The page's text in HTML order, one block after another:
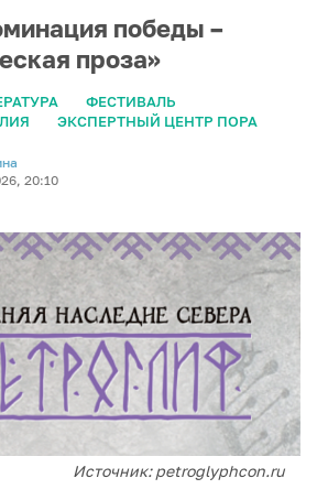
победы –
проза»
ФЕСТИВАЛЬ
ЭКСПЕРТНЫЙ ЦЕНТР ПОРА
20:10
Источник: petroglyphcon.ru